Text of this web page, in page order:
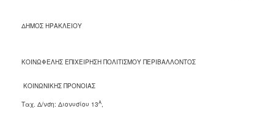
2013
2012
ΔΗΜΟΣ ΗΡΑΚΛΕΙΟΥ
ΚΟΙΝΩΦΕΛΗΣ ΕΠΙΧΕΙΡΗΣΗ ΠΟΛΙΤΙΣΜΟΥ ΠΕΡΙΒΑΛΛΟΝΤΟΣ
ΚΟΙΝΩΝΙΚΗΣ ΠΡΟΝΟΙΑΣ
Ταχ. Δ/νση: Διονυσίου 13Α